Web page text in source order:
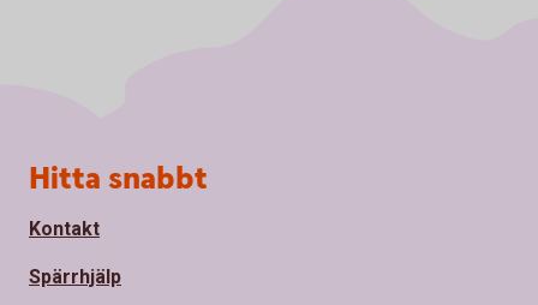
Sidfot
Hitta snabbt
Kontakt
Spärrhjälp